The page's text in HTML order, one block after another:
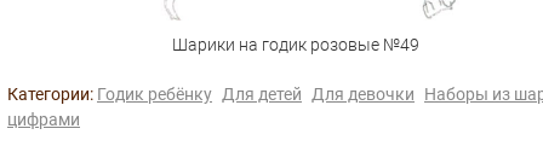
Шарики на годик розовые №49
Категории: Годик ребёнку Для детей Для девочки
Наборы из
цифрами